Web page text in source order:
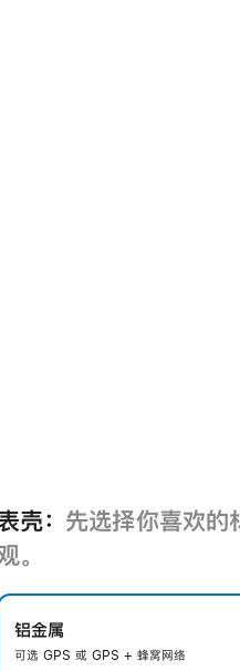
壳： 先选择你喜欢的
。
铝金属
可选 GPS 或 GPS + 蜂窝网络